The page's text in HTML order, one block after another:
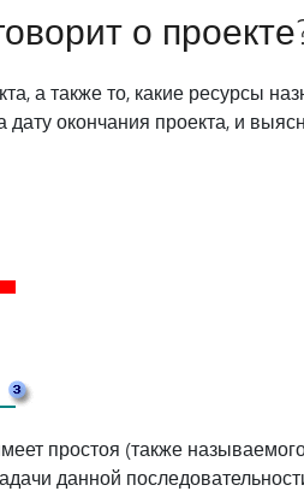
о
а также то, какие ресурсы
окончания проекта, и
простоя (также
данной